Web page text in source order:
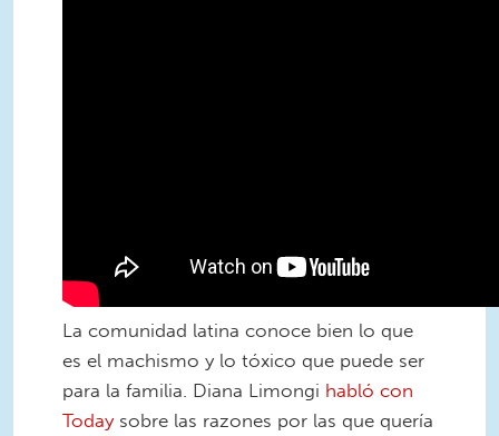
La comunidad latina conoce bien lo que
es el machismo y lo tóxico que puede ser
para la familia. Diana Limongi habló con
Todaysobre las razones por las que quería